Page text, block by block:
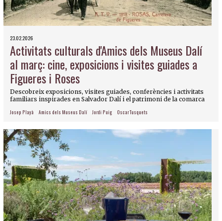
23.02.2026
Activitats culturals d'Amics dels Museus Dalí
al març: cine, exposicions i visites guiades a
Figueres i Roses
Descobreix exposicions, visites guiades, conferències i activitats
familiars inspirades en Salvador Dalí i el patrimoni de la comarca
Josep Playà Amics dels Museus Dalí Jordi Puig Oscar Tusquets